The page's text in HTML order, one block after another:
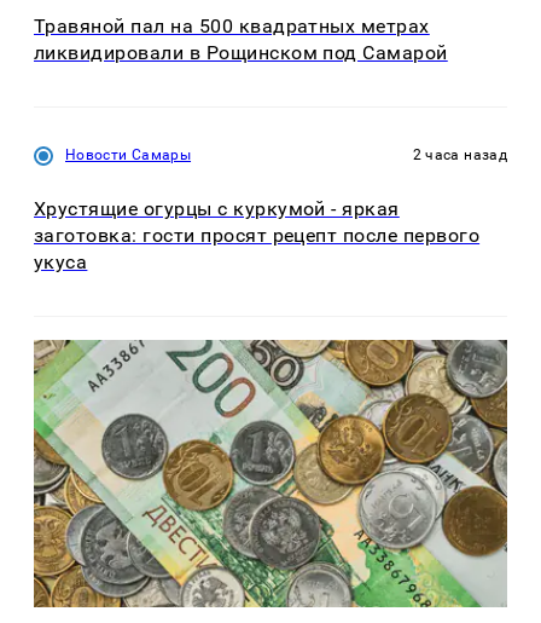
Травяной пал на 500 квадратных метрах
ликвидировали в Рощинском под Самарой
Новости Самары 2 часа назад
Хрустящие огурцы с куркумой - яркая
заготовка: гости просят рецепт после первого
укуса